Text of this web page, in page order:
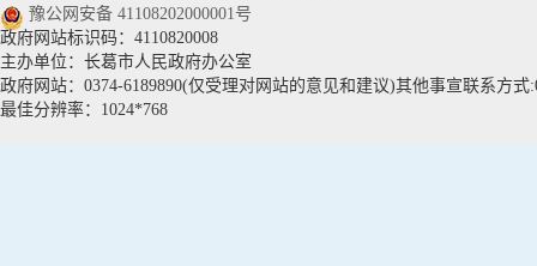
豫公网安备 41108202000001号
政府网站标识码：4110820008
主办单位：长葛市人民政府办公室
政府网站：0374-6189890(仅受理对网站的意见和建议)其他事宣联系方式
最佳分辨率：1024*768